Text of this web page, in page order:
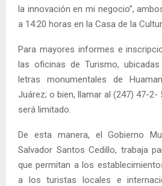
la innovación en mi negocio”,
a 14:20 horas en la Casa de la
Para mayores informes e
las oficinas de Turismo,
letras monumentales de
Juárez; o bien, llamar al (247) 47-2-
será limitado.
De esta manera, el Gobierno
Salvador Santos Cedillo, trabaja
que permitan a los
a los turistas locales e